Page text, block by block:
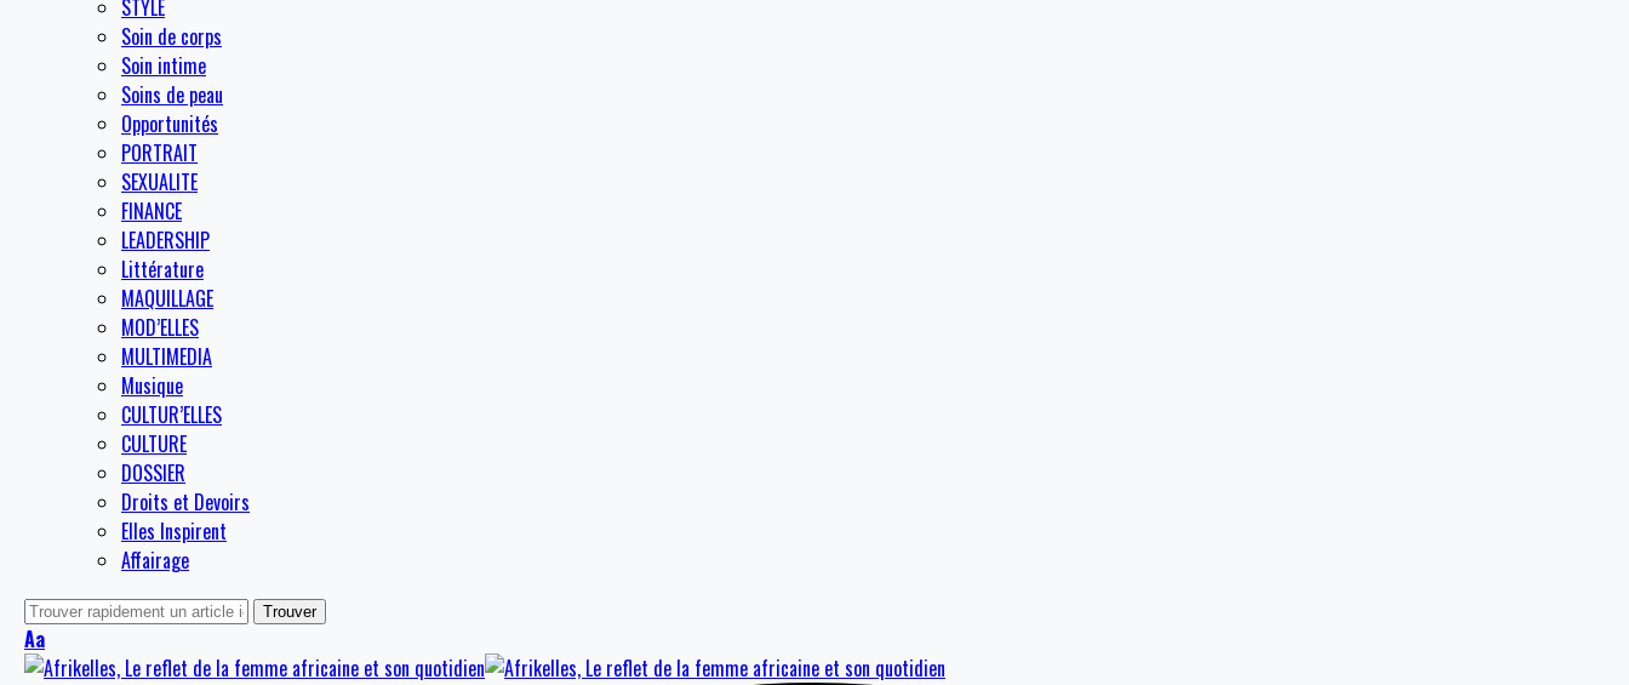
STYLE
Soin de corps
Soin intime
Soins de peau
Opportunités
PORTRAIT
SEXUALITE
FINANCE
LEADERSHIP
Littérature
MAQUILLAGE
MOD’ELLES
MULTIMEDIA
Musique
CULTUR’ELLES
CULTURE
DOSSIER
Droits et Devoirs
Elles Inspirent
Affairage
Aa